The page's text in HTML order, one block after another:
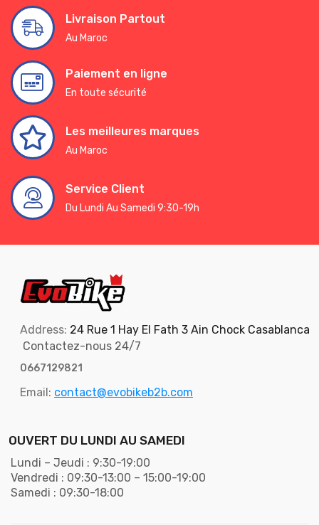
Livraison Partout
Au Maroc
Paiement en ligne
En toute sécurité
Les meilleures marques
Au Maroc
Service Client
Du Lundi Au Samedi 9:30-19h
Address: 24 Rue 1 Hay El Fath 3 Ain Chock Casablanca
Contactez-nous 24/7
0667129821
Email: contact@evobikeb2b.com
OUVERT DU LUNDI AU SAMEDI
Lundi – Jeudi : 9:30-19:00
Vendredi : 09:30-13:00 – 15:00-19:00
Samedi : 09:30-18:00